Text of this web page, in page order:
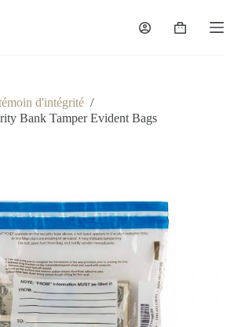
Panier
d'intégrité /
Bank Tamper Evident Bags